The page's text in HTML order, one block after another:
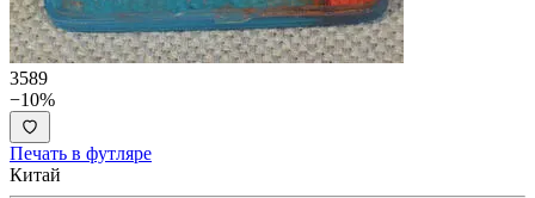
3589
−10%
Печать в футляре
Китай